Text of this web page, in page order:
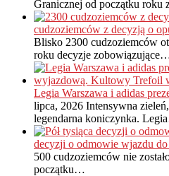
Granicznej od początku
cudzoziemców z decyzją o
Blisko 2300 cudzoziemców
roku decyzje
Legia Warszawa i adidas
lipca, 2026 Intensywna
legendarna koniczynka.
decyzji o odmowie wjazdu
500 cudzoziemców nie
początku…